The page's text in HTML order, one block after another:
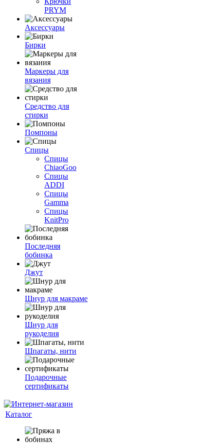
PRYM
Аксессуары
Бирки
Маркеры для
вязания
Средство для
стирки
Помпоны
Спицы
Спицы
ChiaoGoo
Спицы
ADDI
Спицы
Gamma
Спицы
KnitPro
Последняя
бобинка
Джут
Шнур для макраме
Шнур для
рукоделия
Шпагаты, нити
Подарочные
сертификаты
Каталог